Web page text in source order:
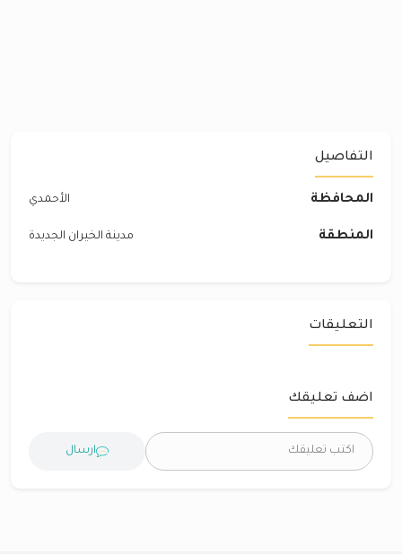
التفاصيل
المحافظة الأحمدي
المنطقة مدينة الخيران الجديدة
التعليقات
اضف تعليقك
ارسال